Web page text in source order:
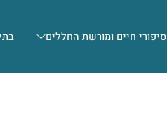
סיפורי חיים ומורשת החללים